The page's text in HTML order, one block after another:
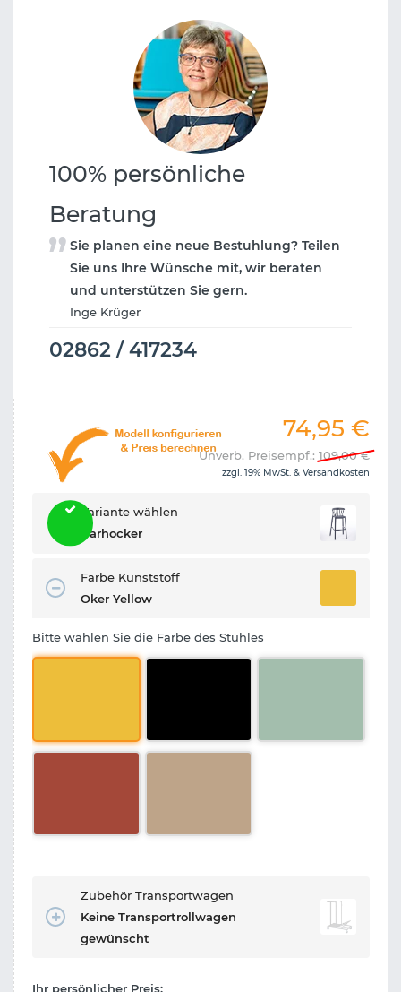
100% persönliche
Beratung
Sie planen eine neue Bestuhlung? Teilen
Sie uns Ihre Wünsche mit, wir beraten
und unterstützen Sie gern.
Inge Krüger
02862 / 417234
74,95 €
Unverb. Preisempf.: 109,00€
zzgl. 19% MwSt. & Versandkosten
Variante wählen
Barhocker
Farbe Kunststoff
Oker Yellow
Bitte wählen Sie die Farbe des Stuhles
Zubehör Transportwagen
Keine Transportrollwagen
gewünscht
Ihr persönlicher Preis: